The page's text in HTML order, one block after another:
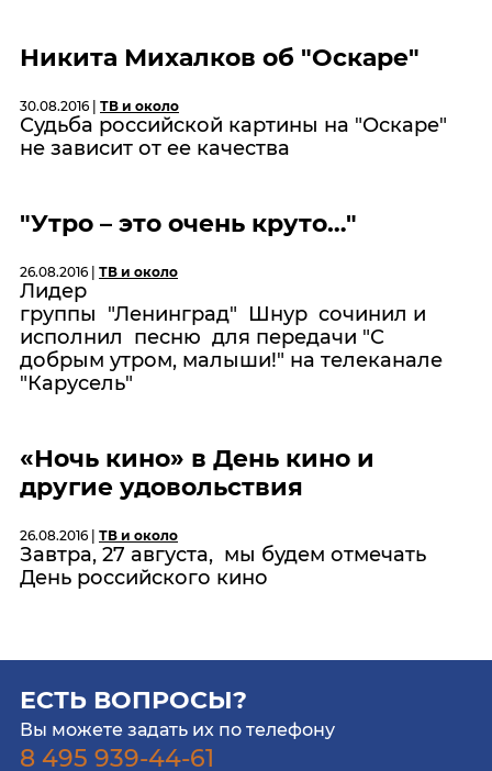
Никита Михалков об "Оскаре"
30.08.2016 | ТВ и около
Судьба российской картины на "Оскаре"
не зависит от ее качества
"Утро – это очень круто…"
26.08.2016 | ТВ и около
Лидер
группы "Ленинград" Шнур сочинил и
исполнил песню для передачи "С
добрым утром, малыши!" на телеканале
"Карусель"
«Ночь кино» в День кино и
другие удовольствия
26.08.2016 | ТВ и около
Завтра, 27 августа, мы будем отмечать
День российского кино
ЕСТЬ ВОПРОСЫ?
Вы можете задать их по телефону
8 495 939-44-61